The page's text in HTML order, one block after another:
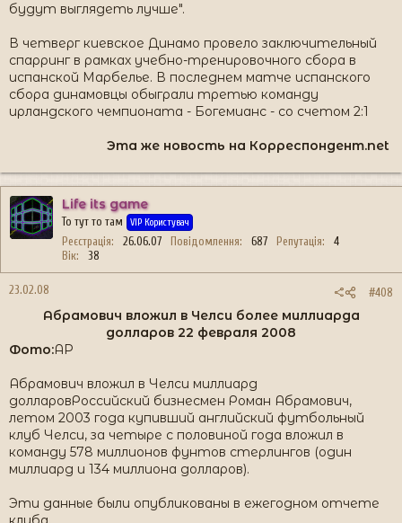
будут выглядеть лучше".
В четверг киевское Динамо провело заключительный
спарринг в рамках учебно-тренировочного сбора в
испанской Марбелье. В последнем матче испанского
сбора динамовцы обыграли третью команду
ирландского чемпионата - Богемианс - со счетом 2:1
Эта же новость на Корреспондент.net
Life its game
То тут то там VIP Користувач
Реєстрація 26.06.07 Повідомлення 687 Репутація
4
Вік
38
23.02.08 #408
Абрамович вложил в Челси более миллиарда
долларов 22 февраля 2008​
Фото:AP
Абрамович вложил в Челси миллиард
долларовРоссийский бизнесмен Роман Абрамович,
летом 2003 года купивший английский футбольный
клуб Челси, за четыре с половиной года вложил в
команду 578 миллионов фунтов стерлингов (один
миллиард и 134 миллиона долларов).
Эти данные были опубликованы в ежегодном отчете